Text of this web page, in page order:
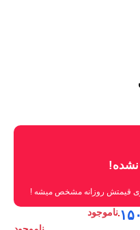
نشده!
قیمتش روزانه مشخص میشه !